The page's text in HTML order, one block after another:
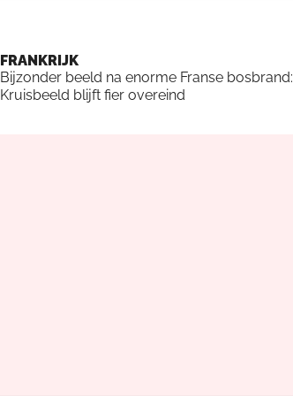
FRANKRIJK
Bijzonder beeld na enorme Franse bosbrand:
Kruisbeeld blijft fier overeind